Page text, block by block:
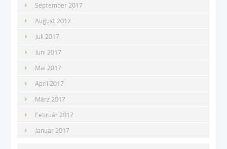
September 2017
August 2017
Juli 2017
Juni 2017
Mai 2017
April 2017
März 2017
Februar 2017
Januar 2017